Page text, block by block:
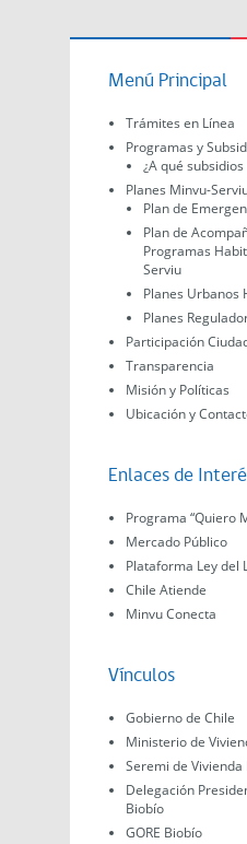
Menú Principal
Trámites en Línea
Programas y
¿A qué
Planes Minvu-
Plan de
Plan de
Programas
Serviu
Planes Urbanos
Planes
Participación
Transparencia
Misión y Políticas
Ubicación y
Enlaces de
Programa “Quiero
Mercado Público
Plataforma Ley del
Chile Atiende
Minvu Conecta
Vínculos
Gobierno de Chile
Ministerio de
Seremi de
Delegación
Biobío
GORE Biobío